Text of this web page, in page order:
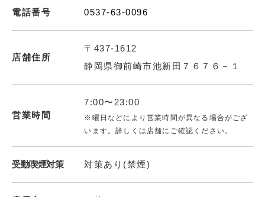
電話番号 0537-63-0096
店舗住所
〒437-1612
静岡県御前崎市池新田７６７６－１
営業時間
7:00〜23:00
※曜日などにより営業時間が異なる場合がござ
います。詳しくは店舗にご確認ください。
受動喫煙対策 対策あり(禁煙)